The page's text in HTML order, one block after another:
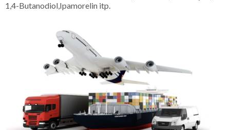
1,4-Butanodiol,Ipamorelin itp.